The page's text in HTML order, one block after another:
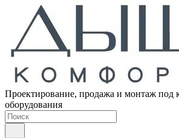
Проектирование, продажа и монтаж под
оборудования